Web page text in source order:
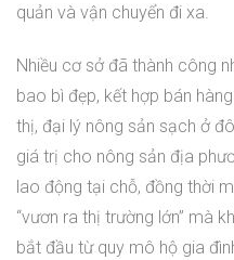
quản và vận chuyển đi xa.
Nhiều cơ sở đã thành công
bao bì đẹp, kết hợp bán
thị, đại lý nông sản sạch ở
giá trị cho nông sản địa
lao động tại chỗ, đồng thời
“vươn ra thị trường lớn” mà
bắt đầu từ quy mô hộ gia